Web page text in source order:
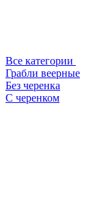
Все категории
Грабли веерные
Без черенка
С черенком